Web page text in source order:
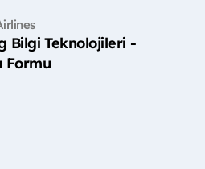
Bilgi Teknolojileri -
Formu